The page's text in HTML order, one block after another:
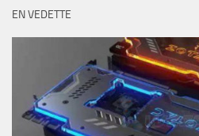
EN VEDETTE